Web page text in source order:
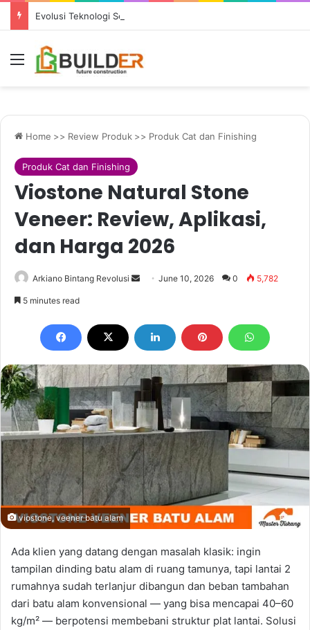
Menu
Home >> Review Produk >> Produk Cat dan Finishing
Produk Cat dan Finishing
Viostone Natural Stone
Veneer: Review, Aplikasi,
dan Harga 2026
Arkiano Bintang Revolusi
SendJune 10, 2026 0 5,782
5 minutes read
viostone, veener batu alam
Ada klien yang datang dengan masalah klasik: ingin
tampilan dinding batu alam di ruang tamunya, tapi lantai 2
rumahnya sudah terlanjur dibangun dan beban tambahan
dari batu alam konvensional — yang bisa mencapai 40–60
kg/m² — berpotensi membebani struktur plat lantai. Solusi